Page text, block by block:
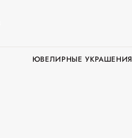
ЮВЕЛИРНЫЕ УКРАШЕНИЯ